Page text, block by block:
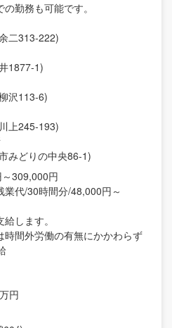
勤務も可能です。
二313-222)
1877-1)
沢113-6)
上245-193)
みどりの中央86-1)
309,000円
業代/30時間分/48,000円～
します。
間外労働の有無にかかわらず
円